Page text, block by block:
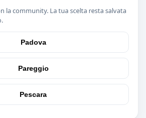
la community. La tua scelta resta salvata
Padova
Pareggio
Pescara